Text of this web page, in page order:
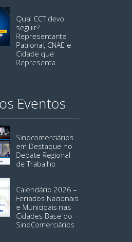
Qual CCT devo
seguir?
Representante
Patronal, CNAE e
Cidade que
Representa
Eventos
Sindcomerciários
em Destaque no
Debate Regional
de Trabalho
Calendário 2026 –
Feriados Nacionais
e Municipais nas
Cidades Base do
SindComerciários